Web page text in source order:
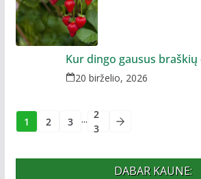
Kur dingo gausus braškių
20 birželio, 2026
1 2 3 ... 2
3
DABAR KAUNE: